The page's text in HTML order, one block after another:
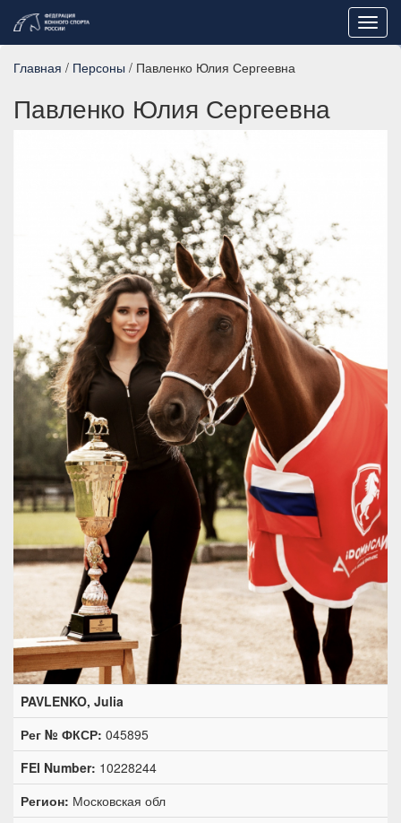
Главная / Персоны / Павленко Юлия Сергеевна
Павленко Юлия Сергеевна
PAVLENKO, Julia
Рег № ФКСР: 045895
FEI Number: 10228244
Регион: Московская обл